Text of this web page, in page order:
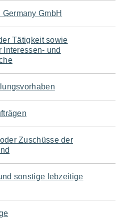
GmbH
Tätigkeit sowie
Interessen- und
Zuschüsse der
sonstige lebzeitige